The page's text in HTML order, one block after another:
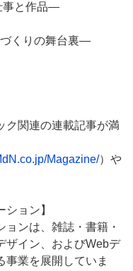
事と作品―
くりの舞台裏―
ク関連の連載記事が満
Magazine/）や
ョン】
ンは、雑誌・書籍・
ザイン、およびWebデ
事業を展開していま